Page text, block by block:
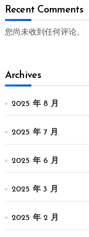
Recent Comments
您尚未收到任何评论。
Archives
2025 年 8 月
2025 年 7 月
2025 年 6 月
2025 年 3 月
2025 年 2 月